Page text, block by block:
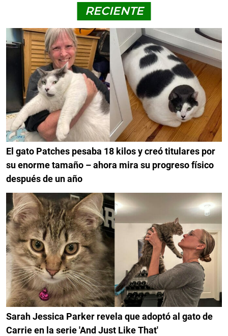
RECIENTE
El gato Patches pesaba 18 kilos y creó titulares por
su enorme tamaño – ahora mira su progreso físico
después de un año
Sarah Jessica Parker revela que adoptó al gato de
Carrie en la serie 'And Just Like That'